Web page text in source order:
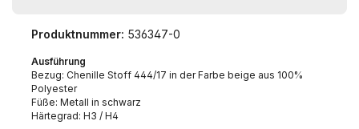
Produktnummer: 536347-0
Ausführung
Bezug: Chenille Stoff 444/17 in der Farbe beige aus 100%
Polyester
Füße: Metall in schwarz
Härtegrad: H3 / H4